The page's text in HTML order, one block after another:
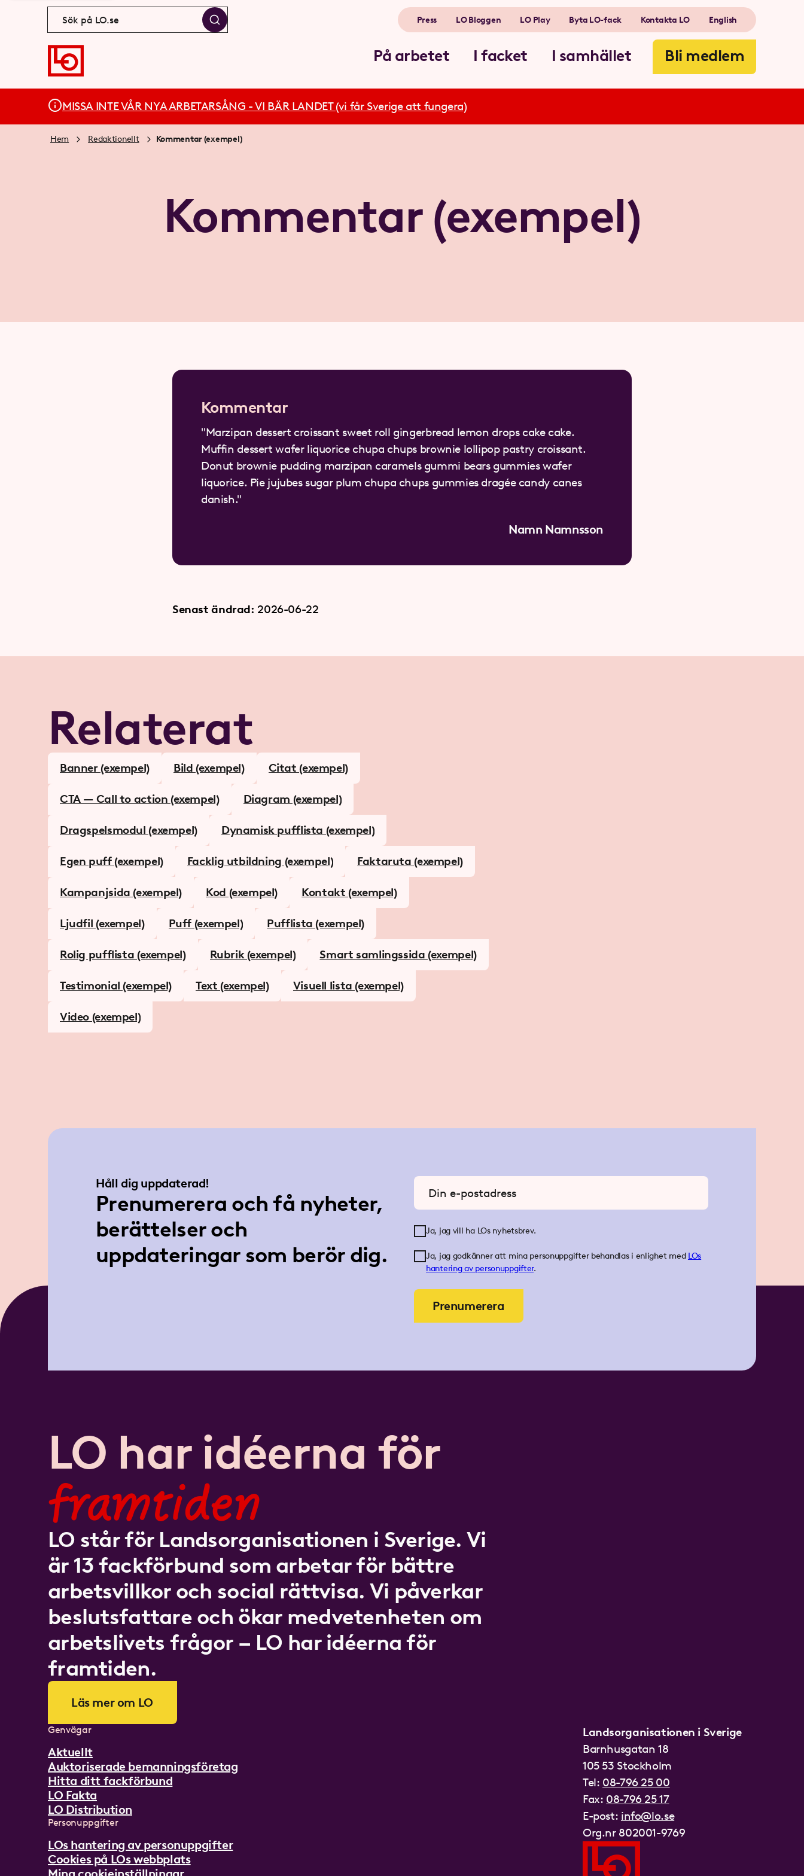
På arbetet I facket I samhället Bli medlem
Press LO Bloggen LO Play Byta LO-fack Kontakta LO English
MISSA INTE VÅR NYA ARBETARSÅNG - VI BÄR LANDET (vi får Sverige att fungera)
Hem Redaktionellt Kommentar (exempel)
Kommentar (exempel)
Kommentar
"Marzipan dessert croissant sweet roll gingerbread lemon drops cake cake.
Muffin dessert wafer liquorice chupa chups brownie lollipop pastry croissant.
Donut brownie pudding marzipan caramels gummi bears gummies wafer
liquorice. Pie jujubes sugar plum chupa chups gummies dragée candy canes
danish."
Namn Namnsson
Senast ändrad: 2026-06-22
Relaterat
Banner (exempel) Bild (exempel) Citat (exempel)
CTA — Call to action (exempel) Diagram (exempel)
Dragspelsmodul (exempel) Dynamisk pufflista (exempel)
Egen puff (exempel) Facklig utbildning (exempel) Faktaruta (exempel)
Kampanjsida (exempel) Kod (exempel) Kontakt (exempel)
Ljudfil (exempel) Puff (exempel) Pufflista (exempel)
Rolig pufflista (exempel) Rubrik (exempel) Smart samlingssida (exempel)
Testimonial (exempel) Text (exempel) Visuell lista (exempel)
Video (exempel)
Håll dig uppdaterad!
Prenumerera och få nyheter,
berättelser och
uppdateringar som berör dig.
Ange din e-postadress
Ja, jag vill ha LOs nyhetsbrev.
Ja, jag godkänner att mina personuppgifter behandlas i enlighet med LOs
hantering av personuppgifter.
Prenumerera
LO har idéerna för
framtiden
LO står för Landsorganisationen i Sverige. Vi
är 13 fackförbund som arbetar för bättre
arbetsvillkor och social rättvisa. Vi påverkar
beslutsfattare och ökar medvetenheten om
arbetslivets frågor – LO har idéerna för
framtiden.
Läs mer om LO
Genvägar
Aktuellt
Auktoriserade bemanningsföretag
Hitta ditt fackförbund
LO Fakta
LO Distribution
Personuppgifter
LOs hantering av personuppgifter
Cookies på LOs webbplats
Landsorganisationen i Sverige
Barnhusgatan 18
105 53 Stockholm
Tel: 08-796 25 00
Fax: 08-796 25 17
E-post: info@lo.se
Org.nr 802001-9769